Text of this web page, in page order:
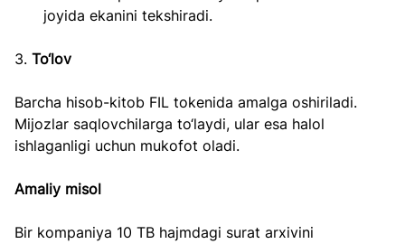
joyida ekanini tekshiradi.
3. To‘lov
Barcha hisob-kitob FIL tokenida amalga oshiriladi.
Mijozlar saqlovchilarga to‘laydi, ular esa halol
ishlaganligi uchun mukofot oladi.
Amaliy misol
Bir kompaniya 10 TB hajmdagi surat arxivini